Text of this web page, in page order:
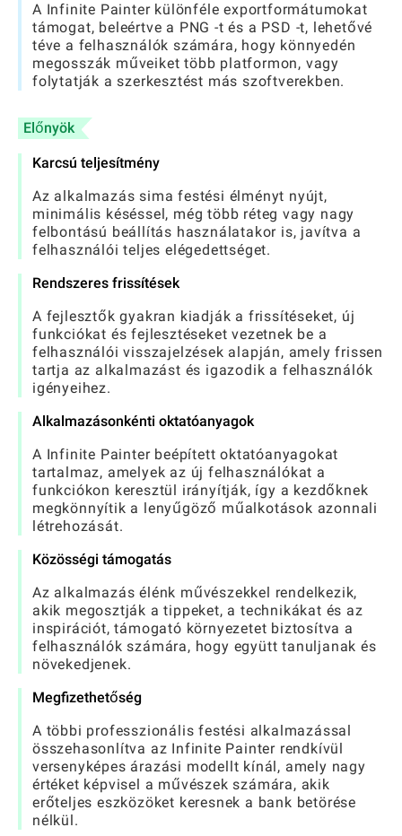
A Infinite Painter különféle exportformátumokat
támogat, beleértve a PNG -t és a PSD -t, lehetővé
téve a felhasználók számára, hogy könnyedén
megosszák műveiket több platformon, vagy
folytatják a szerkesztést más szoftverekben.
Előnyök
Karcsú teljesítmény
Az alkalmazás sima festési élményt nyújt,
minimális késéssel, még több réteg vagy nagy
felbontású beállítás használatakor is, javítva a
felhasználói teljes elégedettséget.
Rendszeres frissítések
A fejlesztők gyakran kiadják a frissítéseket, új
funkciókat és fejlesztéseket vezetnek be a
felhasználói visszajelzések alapján, amely frissen
tartja az alkalmazást és igazodik a felhasználók
igényeihez.
Alkalmazásonkénti oktatóanyagok
A Infinite Painter beépített oktatóanyagokat
tartalmaz, amelyek az új felhasználókat a
funkciókon keresztül irányítják, így a kezdőknek
megkönnyítik a lenyűgöző műalkotások azonnali
létrehozását.
Közösségi támogatás
Az alkalmazás élénk művészekkel rendelkezik,
akik megosztják a tippeket, a technikákat és az
inspirációt, támogató környezetet biztosítva a
felhasználók számára, hogy együtt tanuljanak és
növekedjenek.
Megfizethetőség
A többi professzionális festési alkalmazással
összehasonlítva az Infinite Painter rendkívül
versenyképes árazási modellt kínál, amely nagy
értéket képvisel a művészek számára, akik
erőteljes eszközöket keresnek a bank betörése
nélkül.